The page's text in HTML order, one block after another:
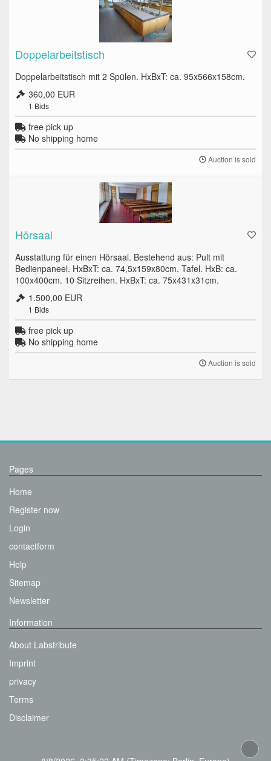
Doppelarbeitstisch
Doppelarbeitstisch mit 2 Spülen. HxBxT: ca. 95x566x158cm.
360,00 EUR
1 Bids
free pick up
No shipping home
Auction is sold
Hörsaal
Ausstattung für einen Hörsaal. Bestehend aus: Pult mit
Bedienpaneel. HxBxT: ca. 74,5x159x80cm. Tafel. HxB: ca.
100x400cm. 10 Sitzreihen. HxBxT: ca. 75x431x31cm.
1.500,00 EUR
1 Bids
free pick up
No shipping home
Auction is sold
Pages
Home
Register now
Login
contactform
Help
Sitemap
Newsletter
Information
About Labstribute
Imprint
privacy
Terms
Disclaimer